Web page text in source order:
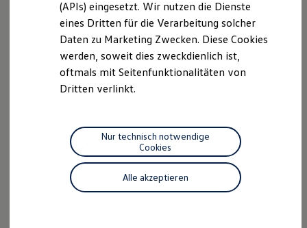
Motorenöl und Flüssigkeiten
Räder und Reifen
Pannen- und Unfallhilfe
Economy Service
Volkswagen Teile
Zubehör
Modellspezifisches Zubehör
Individualisieren
Wallbox und Ladekabel
Digitale Extras
Dienste für Ihr Modell finden
Volkswagen Apps, Login und Shop
Handy und Fahrzeug verbinden
(APIs) eingesetzt. Wir nutzen die Dienste
eines Dritten für die Verarbeitung solcher
Daten zu Marketing Zwecken. Diese Cookies
werden, soweit dies zweckdienlich ist,
oftmals mit Seitenfunktionalitäten von
Dritten verlinkt.
Alle akzeptieren
Nur technisch notwendige
Cookies